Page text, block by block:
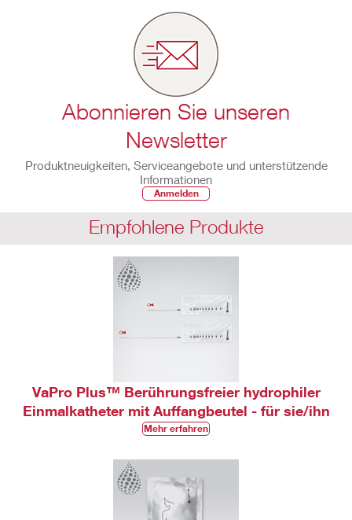
Abonnieren Sie unseren
Newsletter
Produktneuigkeiten, Serviceangebote und unterstützende
Informationen
Anmelden
Empfohlene Produkte
VaPro Plus™ Berührungsfreier hydrophiler
Einmalkatheter mit Auffangbeutel - für sie/ihn
Mehr erfahren